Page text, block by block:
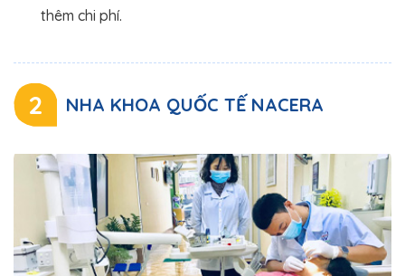
thêm chi phí.
2 NHA KHOA QUỐC TẾ NACERA